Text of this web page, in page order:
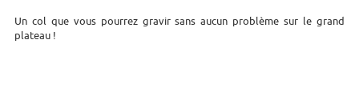
Un col que vous pourrez gravir sans aucun problème sur le grand
plateau !